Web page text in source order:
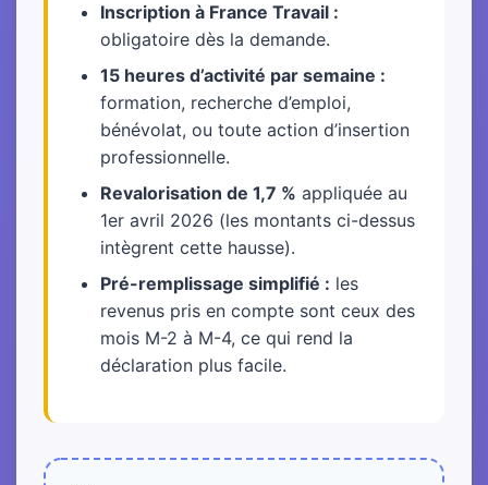
Inscription à France Travail :
obligatoire dès la demande.
15 heures d’activité par semaine :
formation, recherche d’emploi,
bénévolat, ou toute action d’insertion
professionnelle.
Revalorisation de 1,7 % appliquée au
1er avril 2026 (les montants ci-dessus
intègrent cette hausse).
Pré-remplissage simplifié : les
revenus pris en compte sont ceux des
mois M-2 à M-4, ce qui rend la
déclaration plus facile.